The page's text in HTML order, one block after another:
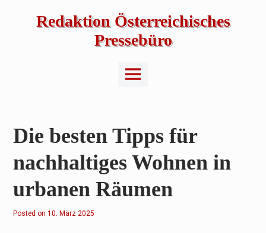
Redaktion Österreichisches
Pressebüro
Main
Menu
Die besten Tipps für
nachhaltiges Wohnen in
urbanen Räumen
Posted on1
10. März 2025